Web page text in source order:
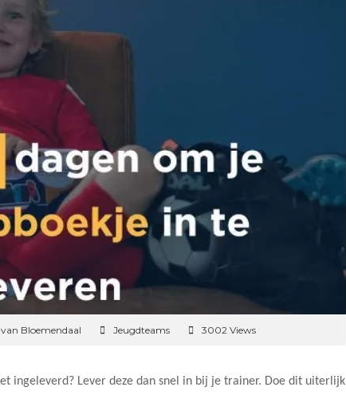
Bloemendaal Jeugdteams 3002 Views
ingeleverd? Lever deze dan snel in bij je trainer. Doe dit uiterlijk